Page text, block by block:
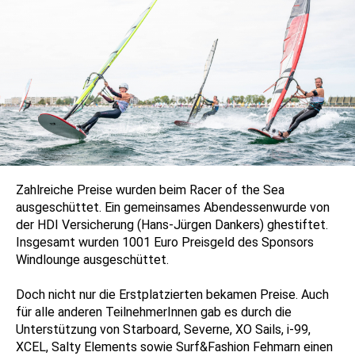
Zahlreiche Preise wurden beim Racer of the Sea
ausgeschüttet. Ein gemeinsames Abendessenwurde von
der HDI Versicherung (Hans-Jürgen Dankers) ghestiftet.
Insgesamt wurden 1001 Euro Preisgeld des Sponsors
Windlounge ausgeschüttet.
Doch nicht nur die Erstplatzierten bekamen Preise. Auch
für alle anderen TeilnehmerInnen gab es durch die
Unterstützung von Starboard, Severne, XO Sails, i-99,
XCEL, Salty Elements sowie Surf&Fashion Fehmarn einen